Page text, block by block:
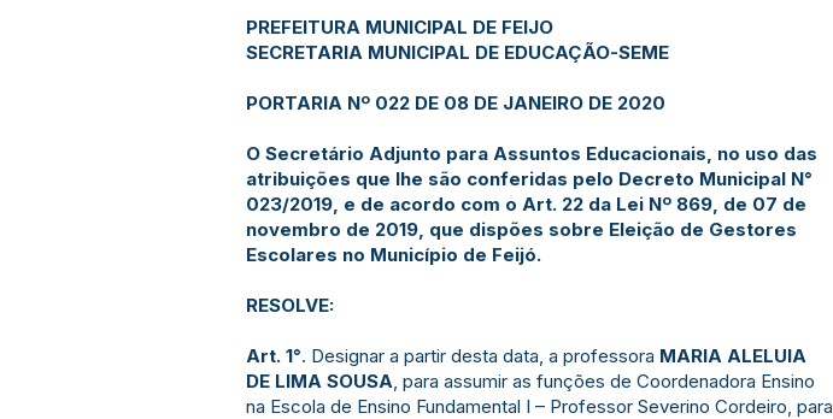
PREFEITURA MUNICIPAL DE FEIJO
SECRETARIA MUNICIPAL DE EDUCAÇÃO-SEME
PORTARIA Nº 022 DE 08 DE JANEIRO DE 2020
O Secretário Adjunto para Assuntos Educacionais, no uso das
atribuições que lhe são conferidas pelo Decreto Municipal N°
023/2019, e de acordo com o Art. 22 da Lei Nº 869, de 07 de
novembro de 2019, que dispões sobre Eleição de Gestores
Escolares no Município de Feijó.
RESOLVE:
Art. 1°. Designar a partir desta data, a professora MARIA ALELUIA
DE LIMA SOUSA, para assumir as funções de Coordenadora Ensino
na Escola de Ensino Fundamental I – Professor Severino Cordeiro, para